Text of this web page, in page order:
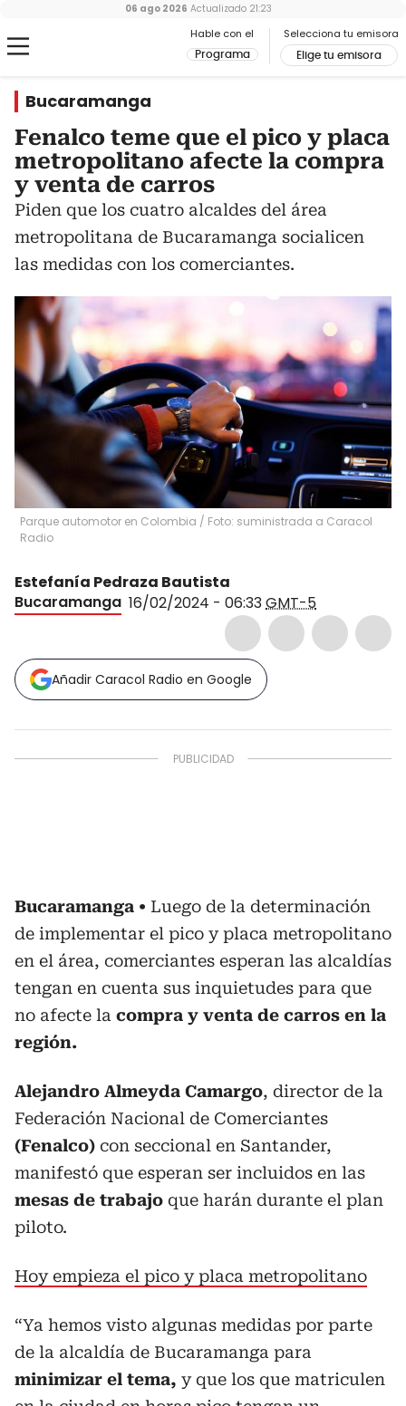
Hable con el
Programa
Selecciona tu emisora
Elige tu emisora
06 ago 2026 Actualizado 21:23
Bucaramanga
Fenalco teme que el pico y placa
metropolitano afecte la compra
y venta de carros
Piden que los cuatro alcaldes del área
metropolitana de Bucaramanga socialicen
las medidas con los comerciantes.
Parque automotor en Colombia / Foto: suministrada a Caracol
Radio
Estefanía Pedraza Bautista
Bucaramanga 16/02/2024 - 06:33GMT-5
Añadir Caracol Radio en Google
Bucaramanga
Luego de la determinación
de implementar el pico y placa metropolitano
en el área, comerciantes esperan las alcaldías
tengan en cuenta sus inquietudes para que
no afecte la compra y venta de carros en la
región.
Alejandro Almeyda Camargo, director de la
Federación Nacional de Comerciantes
(Fenalco) con seccional en Santander,
manifestó que esperan ser incluidos en las
mesas de trabajo que harán durante el plan
piloto.
Hoy empieza el pico y placa metropolitano
“Ya hemos visto algunas medidas por parte
de la alcaldía de Bucaramanga para
minimizar el tema, y que los que matriculen